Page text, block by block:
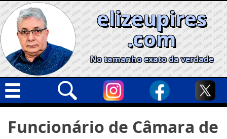
Skip
to
content
elizeupires
.com
No tamanho exato da verdade
Geral
por:
Funcionário de Câmara de